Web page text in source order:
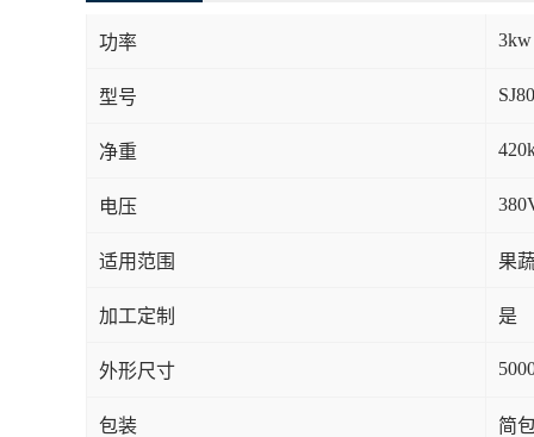
功率 3kw
型号
净重
电压
适用范围 果
加工定制 是
外形尺寸
包装 简